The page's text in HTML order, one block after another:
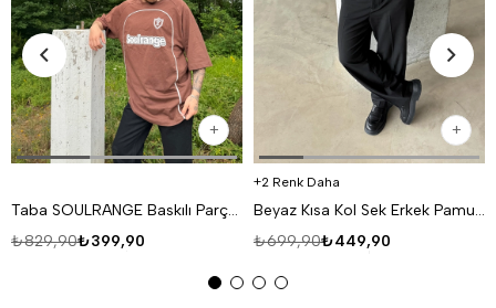
Taba SOULRANGE Baskılı Parçalı Oversize T-SHIRT PNC 1009
₺399,90
₺829,90
2 Renk Daha
Beyaz Kısa Kol Sek Erkek Pamuk Likralı T-SHİRT SC
₺449,90
₺699,90